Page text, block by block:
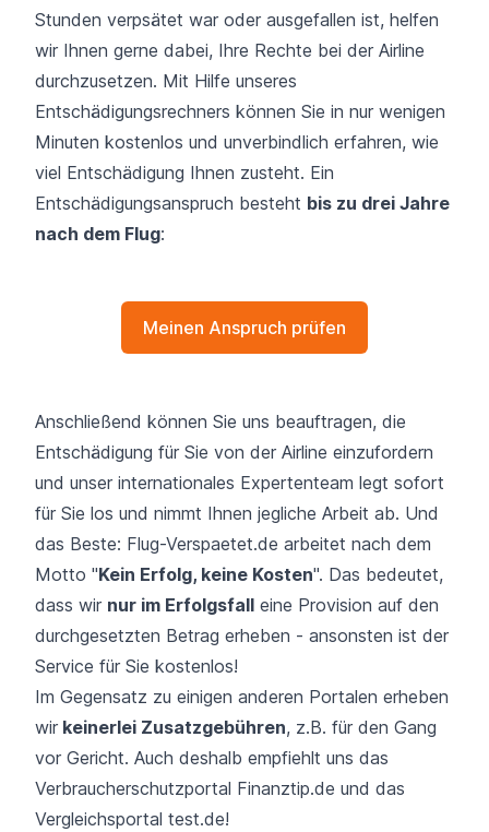
Stunden verpsätet war oder ausgefallen ist, helfen
wir Ihnen gerne dabei, Ihre Rechte bei der Airline
durchzusetzen. Mit Hilfe unseres
Entschädigungsrechners können Sie in nur wenigen
Minuten kostenlos und unverbindlich erfahren, wie
viel Entschädigung Ihnen zusteht. Ein
Entschädigungsanspruch besteht bis zu drei Jahre
nach dem Flug:
Meinen Anspruch prüfen
Anschließend können Sie uns beauftragen, die
Entschädigung für Sie von der Airline einzufordern
und unser internationales Expertenteam legt sofort
für Sie los und nimmt Ihnen jegliche Arbeit ab. Und
das Beste: Flug-Verspaetet.de arbeitet nach dem
Motto "Kein Erfolg, keine Kosten". Das bedeutet,
dass wir nur im Erfolgsfall eine Provision auf den
durchgesetzten Betrag erheben - ansonsten ist der
Service für Sie kostenlos!
Im Gegensatz zu einigen anderen Portalen erheben
wir keinerlei Zusatzgebühren, z.B. für den Gang
vor Gericht. Auch deshalb empfiehlt uns das
Verbraucherschutzportal Finanztip.de und das
Vergleichsportal test.de!